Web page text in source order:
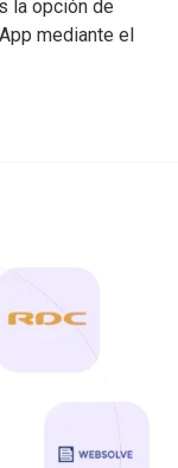
la opción de
mediante el